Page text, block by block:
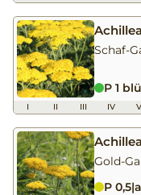
Schaf-
P 1
I II III IV V
Gold-
P 0,5|